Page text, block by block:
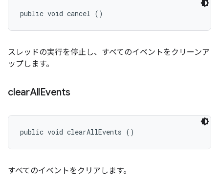
public void cancel ()
スレッドの実行を停止し、すべてのイベントをクリーンア
ップします。
clearAllEvents
public void clearAllEvents ()
すべてのイベントをクリアします。